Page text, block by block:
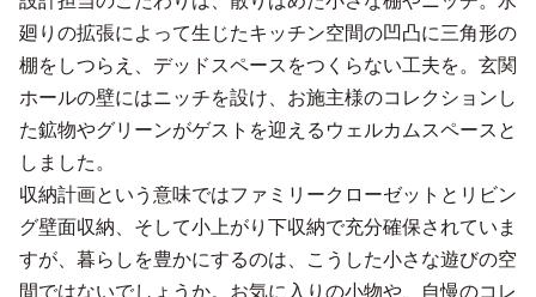
廻りの拡張によって生じたキッチン空間の凹凸に三角形の
棚をしつらえ、デッドスペースをつくらない工夫を。玄関
ホールの壁にはニッチを設け、お施主様のコレクションし
た鉱物やグリーンがゲストを迎えるウェルカムスペースと
しました。
収納計画という意味ではファミリークローゼットとリビン
グ壁面収納、そして小上がり下収納で充分確保されていま
すが、暮らしを豊かにするのは、こうした小さな遊びの空
間ではないでしょうか。お気に入りの小物や、自慢のコレ